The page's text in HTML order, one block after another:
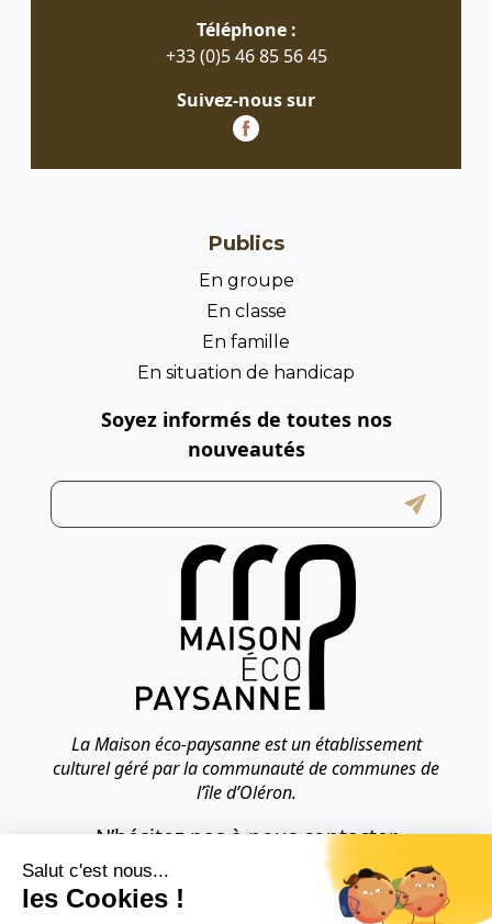
Téléphone :
+33 (0)5 46 85 56 45
Suivez-nous sur
Publics
En groupe
En classe
En famille
En situation de handicap
Soyez informés de toutes nos
nouveautés
La Maison éco-paysanne est un établissement
culturel géré par la communauté de communes de
l’île d’Oléron.
N’hésitez pas à nous contacter
pour toute question